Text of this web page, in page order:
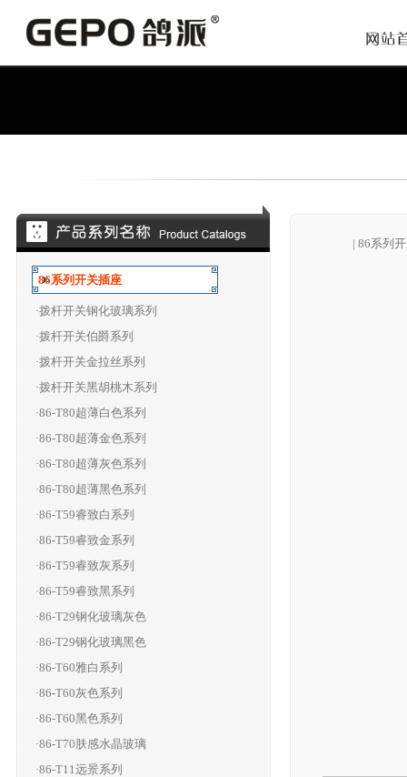
86系列开关插座
·拨杆开关钢化玻璃系列
·拨杆开关伯爵系列
·拨杆开关金拉丝系列
·拨杆开关黑胡桃木系列
·86-T80超薄白色系列
·86-T80超薄金色系列
·86-T80超薄灰色系列
·86-T80超薄黑色系列
·86-T59睿致白系列
·86-T59睿致金系列
·86-T59睿致灰系列
·86-T59睿致黑系列
·86-T29钢化玻璃灰色
·86-T29钢化玻璃黑色
·86-T60雅白系列
·86-T60灰色系列
·86-T60黑色系列
·86-T70肤感水晶玻璃
·86-T11远景系列